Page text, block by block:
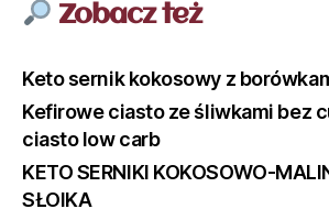
Zobacz też
Keto sernik kokosowy z
Kefirowe ciasto ze śliwkami bez
ciasto low carb
KETO SERNIKI KOKOSOWO-
SŁOIKA